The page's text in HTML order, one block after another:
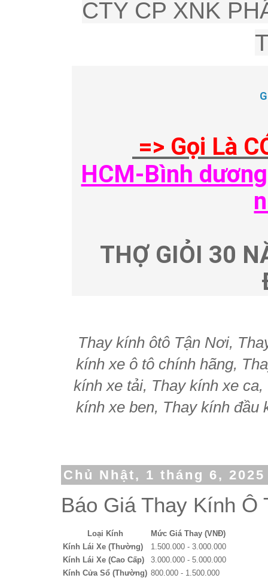
CTY CP XNK
=> Gọi Là
HCM-Bình
THỢ GIỎI 30
Thay kính ôtô Tận Nơi,
kính xe ô tô chính hãng,
kính xe tải, Thay kính xe
kính xe ben, Thay kính đầu
Chủ Nhật, 1 tháng 6, 2025
Báo Giá Thay Kính Ô
Loại Kính
Mức Giá Thay (VNĐ)
Kính Lái Xe (Thường)
1.500.000 - 3.000.000
Kính Lái Xe (Cao Cấp)
3.000.000 - 5.000.000
Kính Cửa Sổ (Thường) 800.000 - 1.500.000